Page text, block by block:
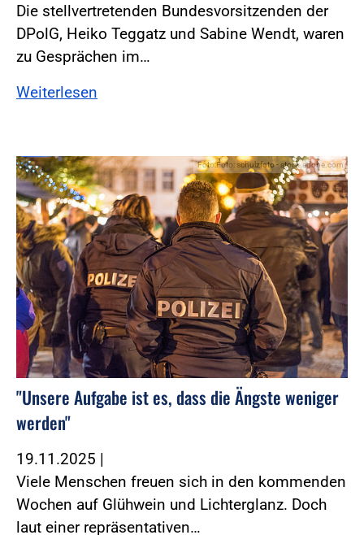
Die stellvertretenden Bundesvorsitzenden der
DPolG, Heiko Teggatz und Sabine Wendt, waren
zu Gesprächen im…
Weiterlesen
Foto:Foto: schulzfoto - stock.adobe.com
"Unsere Aufgabe ist es, dass die Ängste weniger
werden"
19.11.2025 |
Viele Menschen freuen sich in den kommenden
Wochen auf Glühwein und Lichterglanz. Doch
laut einer repräsentativen…